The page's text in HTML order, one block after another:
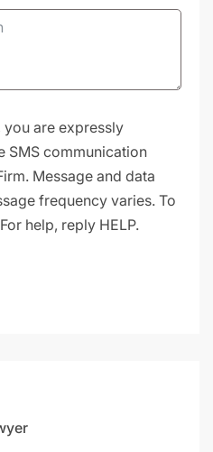
are expressly
SMS communication
Message and data
frequency varies. To
help, reply HELP.